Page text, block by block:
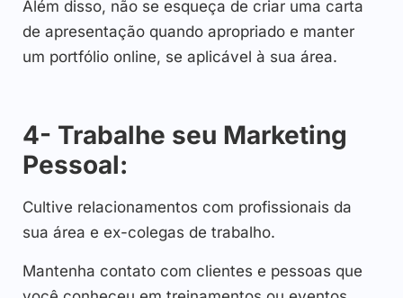
Além disso, não se esqueça de criar uma carta
de apresentação quando apropriado e manter
um portfólio online, se aplicável à sua área.
4- Trabalhe seu Marketing
Pessoal:
Cultive relacionamentos com profissionais da
sua área e ex-colegas de trabalho.
Mantenha contato com clientes e pessoas que